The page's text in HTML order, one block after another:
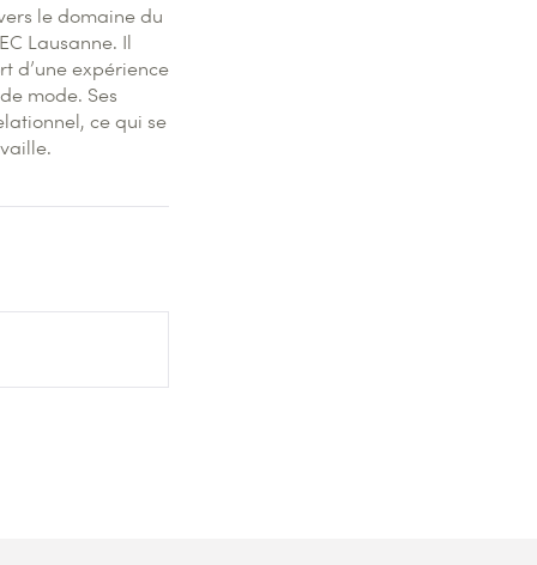
le domaine du
Lausanne. Il
d’une expérience
mode. Ses
ce qui se